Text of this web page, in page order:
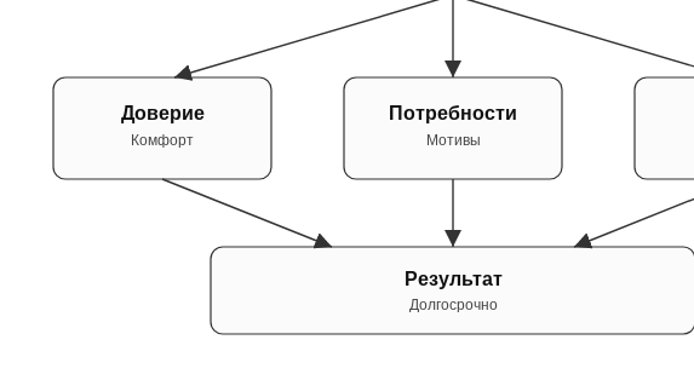
Доверие
Комфорт
Потребности
Мотивы
Результат
Долгосрочно